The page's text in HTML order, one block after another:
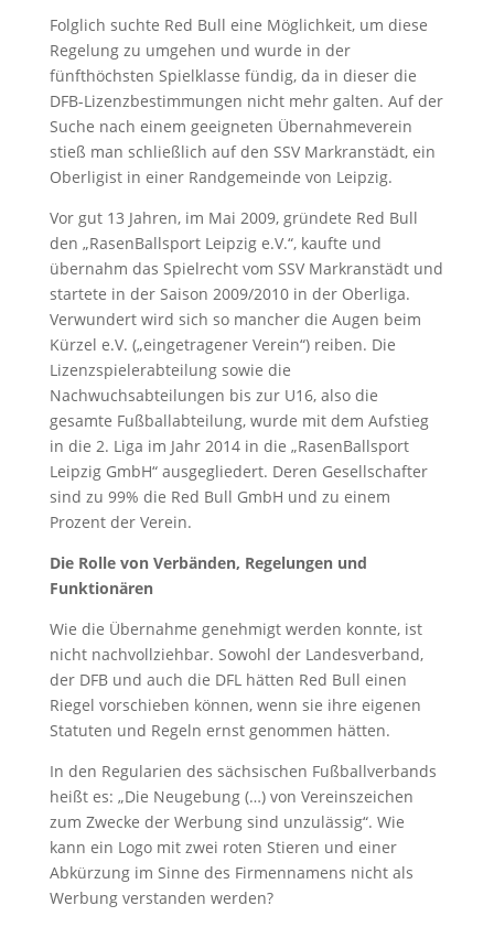
Folglich suchte Red Bull eine Möglichkeit, um diese
Regelung zu umgehen und wurde in der
fünfthöchsten Spielklasse fündig, da in dieser die
DFB-Lizenzbestimmungen nicht mehr galten. Auf der
Suche nach einem geeigneten Übernahmeverein
stieß man schließlich auf den SSV Markranstädt, ein
Oberligist in einer Randgemeinde von Leipzig.
Vor gut 13 Jahren, im Mai 2009, gründete Red Bull
den „RasenBallsport Leipzig e.V.“, kaufte und
übernahm das Spielrecht vom SSV Markranstädt und
startete in der Saison 2009/2010 in der Oberliga.
Verwundert wird sich so mancher die Augen beim
Kürzel e.V. („eingetragener Verein“) reiben. Die
Lizenzspielerabteilung sowie die
Nachwuchsabteilungen bis zur U16, also die
gesamte Fußballabteilung, wurde mit dem Aufstieg
in die 2. Liga im Jahr 2014 in die „RasenBallsport
Leipzig GmbH“ ausgegliedert. Deren Gesellschafter
sind zu 99% die Red Bull GmbH und zu einem
Prozent der Verein.
Die Rolle von Verbänden, Regelungen und
Funktionären
Wie die Übernahme genehmigt werden konnte, ist
nicht nachvollziehbar. Sowohl der Landesverband,
der DFB und auch die DFL hätten Red Bull einen
Riegel vorschieben können, wenn sie ihre eigenen
Statuten und Regeln ernst genommen hätten.
In den Regularien des sächsischen Fußballverbands
heißt es: „Die Neugebung (…) von Vereinszeichen
zum Zwecke der Werbung sind unzulässig“. Wie
kann ein Logo mit zwei roten Stieren und einer
Abkürzung im Sinne des Firmennamens nicht als
Werbung verstanden werden?